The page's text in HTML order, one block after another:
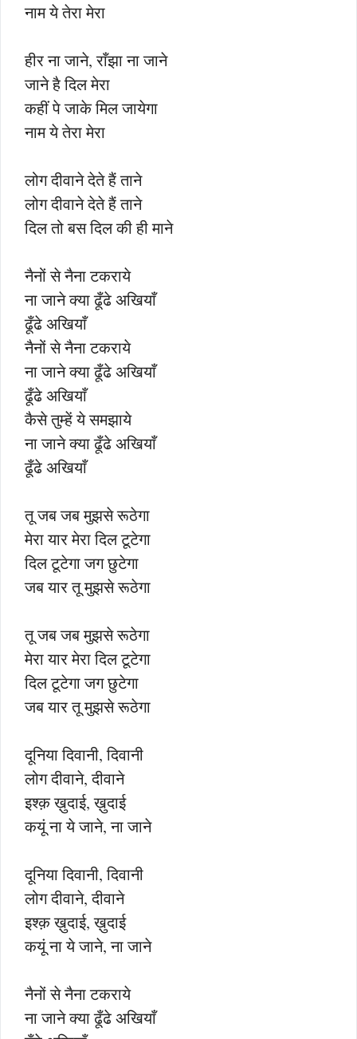
नाम ये तेरा मेरा
हीर ना जाने, राँझा ना जाने
जाने है दिल मेरा
कहीं पे जाके मिल जायेगा
नाम ये तेरा मेरा
लोग दीवाने देते हैं ताने
लोग दीवाने देते हैं ताने
दिल तो बस दिल की ही माने
नैनों से नैना टकराये
ना जाने क्या ढूँढे अखियाँ
ढूँढे अखियाँ
नैनों से नैना टकराये
ना जाने क्या ढूँढे अखियाँ
ढूँढे अखियाँ
कैसे तुम्हें ये समझाये
ना जाने क्या ढूँढे अखियाँ
ढूँढे अखियाँ
तू जब जब मुझसे रूठेगा
मेरा यार मेरा दिल टूटेगा
दिल टूटेगा जग छुटेगा
जब यार तू मुझसे रूठेगा
तू जब जब मुझसे रूठेगा
मेरा यार मेरा दिल टूटेगा
दिल टूटेगा जग छुटेगा
जब यार तू मुझसे रूठेगा
दूनिया दिवानी, दिवानी
लोग दीवाने, दीवाने
इश्क़ ख़ुदाई, ख़ुदाई
कयूं ना ये जाने, ना जाने
दूनिया दिवानी, दिवानी
लोग दीवाने, दीवाने
इश्क़ ख़ुदाई, ख़ुदाई
कयूं ना ये जाने, ना जाने
नैनों से नैना टकराये
ना जाने क्या ढूँढे अखियाँ